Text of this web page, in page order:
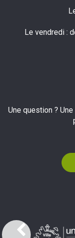
Le vendredi :
Une question ?